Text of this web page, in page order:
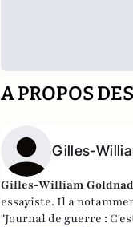
A PROPOS
Gilles-
Gilles-William
essayiste. Il a
"Journal de guerre :